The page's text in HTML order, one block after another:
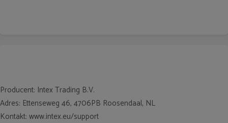
Producent: Intex Trading B.V.
Adres: Ettenseweg 46, 4706PB Roosendaal, NL
Kontakt: www.intex.eu/support